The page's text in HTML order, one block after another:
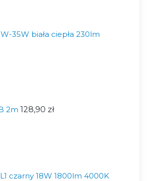
35W biała ciepła 230lm
2m 128,90 zł
czarny 18W 1800lm 4000K